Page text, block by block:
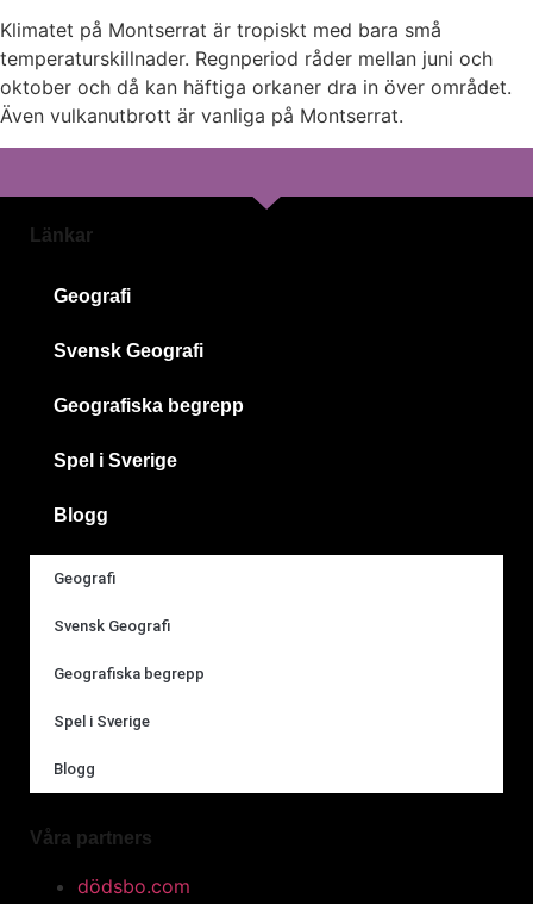
Klimatet på Montserrat är tropiskt med bara små
temperaturskillnader. Regnperiod råder mellan juni och
oktober och då kan häftiga orkaner dra in över området.
Även vulkanutbrott är vanliga på Montserrat.
Länkar
Geografi
Svensk Geografi
Geografiska begrepp
Spel i Sverige
Blogg
Geografi
Svensk Geografi
Geografiska begrepp
Spel i Sverige
Blogg
Våra partners
dödsbo.com